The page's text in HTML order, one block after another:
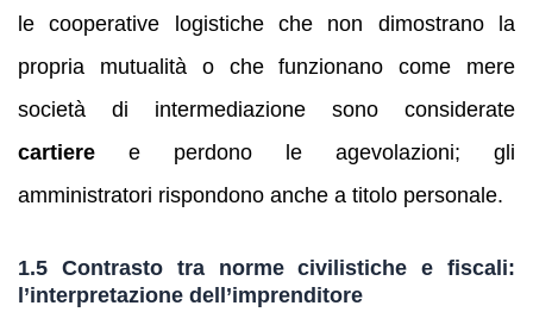
le cooperative logistiche che non dimostrano la
propria mutualità o che funzionano come mere
società di intermediazione sono considerate
cartiere e perdono le agevolazioni; gli
amministratori rispondono anche a titolo personale.
1.5 Contrasto tra norme civilistiche e fiscali:
l’interpretazione dell’imprenditore